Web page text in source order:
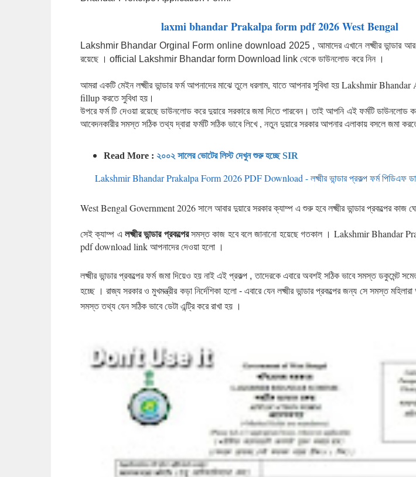
laxmi bhandar Prakalpa form pdf 2026 West Bengal
Lakshmir Bhandar Orginal Form online download 2025 , আমাদের এখানে লক্ষ্মীর ভান্ডার আর
রয়েছে । official Lakshmir Bhandar form Download link থেকে ডাউনলোড করে নিন ।
আমরা একটি মেইন লক্ষ্মীর ভান্ডার ফর্ম আপনাদের মাঝে তুলে ধরলাম, যাতে আপনার সুবিধা হয় Lakshmir
fillup করতে সুবিধা হয়।
উপরে ফর্ম টি দেওয়া রয়েছে ডাউনলোড করে দুয়ারে সরকারে জমা দিতে পারবেন। তাই আপনি এই ফর্মটি ডাউনলোড
আবেদনকারীর সমস্ত সঠিক তথ্য দ্বারা ফর্মটি সঠিক ভাবে লিখে , নতুন দুয়ারে সরকার আপনার এলাকায় বসলে জমা
Read More : ২০০২ সালের ভোটের লিস্ট দেখুন শুরু হচ্ছে SIR
Lakshmir Bhandar Prakalpa Form 2026 PDF Download - লক্ষ্মীর ভান্ডার প্রকল্প ফর্ম পিডিএফ
West Bengal Government 2026 সালে আবার দুয়ারে সরকার ক্যাম্প এ শুরু হবে লক্ষ্মীর ভান্ডার প্রকল্পের কাজ
সেই ক্যাম্প এ লক্ষ্মীর ভান্ডার প্রকল্পেরসমস্ত কাজ হবে বলে জানানো হয়েছে গতকাল । Lakshmir Bhandar
pdf download link আপনাদের দেওয়া হলো ।
লক্ষ্মীর ভান্ডার প্রকল্পের ফর্ম জমা দিয়েও হয় নাই এই প্রকল্প , তাদেরকে এবারে অবশই সঠিক ভাবে সমস্ত ডকুমেন্ট
হচ্ছে । রাজ্য সরকার ও মুখমন্ত্রীর কড়া নির্দেশিকা হলো - এবারে যেন লক্ষ্মীর ভান্ডার প্রকল্পের জন্য সে সমস্ত
সমস্ত তথ্য যেন সঠিক ভাবে ডেটা এন্ট্রি করে রাখা হয় ।